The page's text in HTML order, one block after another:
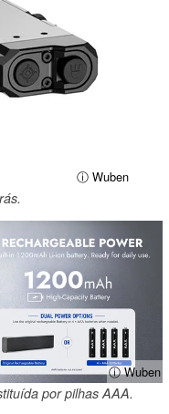
ⓘ Wuben
ⓘ Wuben
por pilhas AAA.